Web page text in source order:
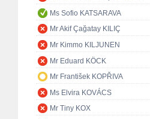
Ms Sofio KATSARAVA
Mr Akif Çağatay KILIÇ
Mr Kimmo KILJUNEN
Mr Eduard KÖCK
Mr František KOPŘIVA
Ms Elvira KOVÁCS
Mr Tiny KOX